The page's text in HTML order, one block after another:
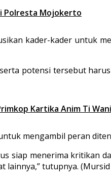
Polresta Mojokerto
kader-kader untuk
potensi tersebut
Kartika Anim Ti
mengambil peran
siap menerima kritikan
tutupnya. (Mursid